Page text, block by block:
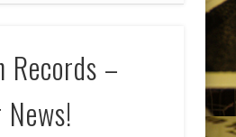
Records –